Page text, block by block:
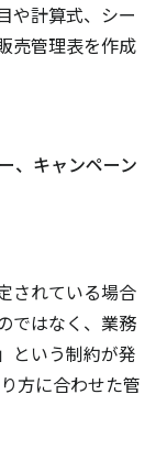
や計算式、シー
売管理表を作成
、キャンペーン
されている場合
ではなく、業務
という制約が発
方に合わせた管